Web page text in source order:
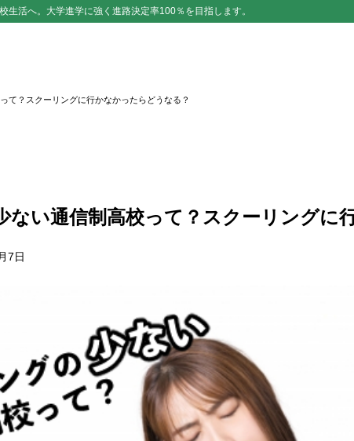
活へ。大学進学に強く進路決定率100％を目指します。
て？スクーリングに行かなかったらどうなる？
ない通信制高校って？スクーリングに
7日